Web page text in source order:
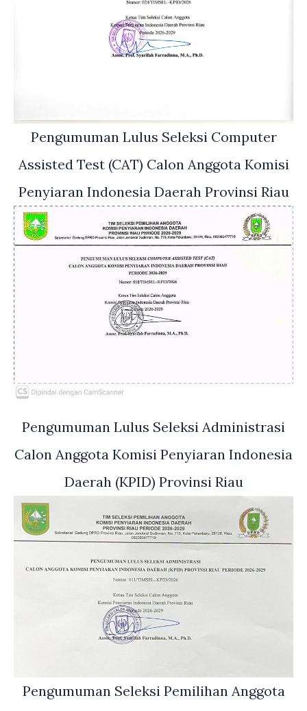
Pengumuman Lulus Seleksi Computer
Assisted Test (CAT) Calon Anggota Komisi
Penyiaran Indonesia Daerah Provinsi Riau
Pengumuman Lulus Seleksi Administrasi
Calon Anggota Komisi Penyiaran Indonesia
Daerah (KPID) Provinsi Riau
Pengumuman Seleksi Pemilihan Anggota